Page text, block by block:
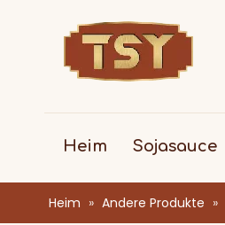
Heim Sojasauce
Heim » Andere Produkte »